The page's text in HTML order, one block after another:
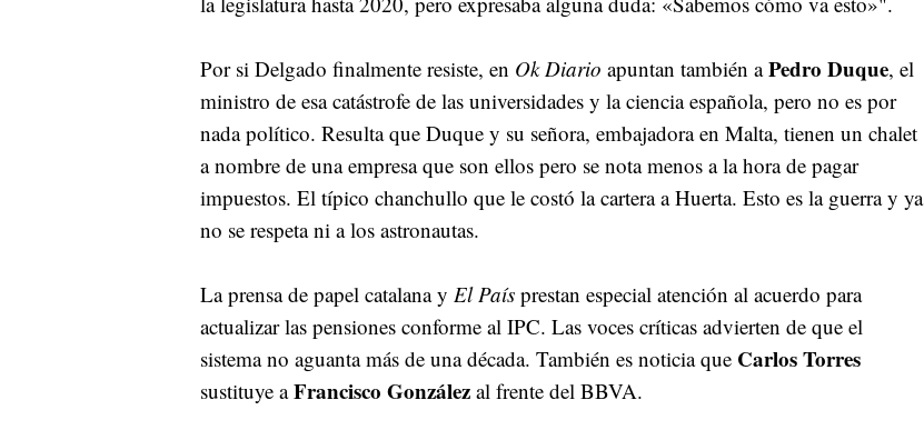
Por si Delgado finalmente resiste, en Ok Diario apuntan también aPedro Duque, el
ministro de esa catástrofe de las universidades y la ciencia española, pero no es por
nada político. Resulta que Duque y su señora, embajadora en Malta, tienen un chalet
a nombre de una empresa que son ellos pero se nota menos a la hora de pagar
impuestos. El típico chanchullo que le costó la cartera a Huerta. Esto es la guerra y ya
no se respeta ni a los astronautas.
La prensa de papel catalana y El País prestan especial atención al acuerdo para
actualizar las pensiones conforme al IPC. Las voces críticas advierten de que el
sistema no aguanta más de una década. También es noticia que Carlos Torres
sustituye aFrancisco González al frente del BBVA.